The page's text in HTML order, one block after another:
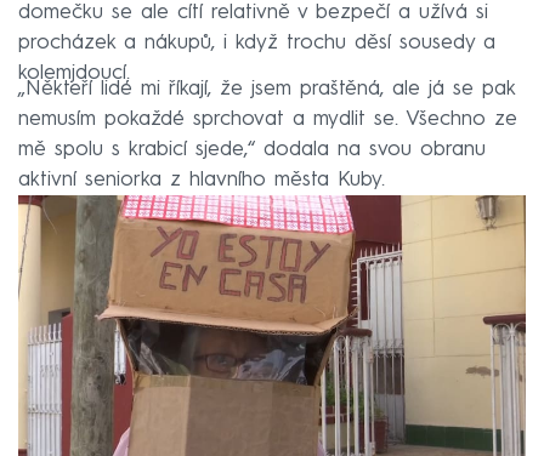
domečku se ale cítí relativně v bezpečí a užívá si
procházek a nákupů, i když trochu děsí sousedy a
kolemjdoucí.
„Někteří lidé mi říkají, že jsem praštěná, ale já se pak
nemusím pokaždé sprchovat a mydlit se. Všechno ze
mě spolu s krabicí sjede,“ dodala na svou obranu
aktivní seniorka z hlavního města Kuby.